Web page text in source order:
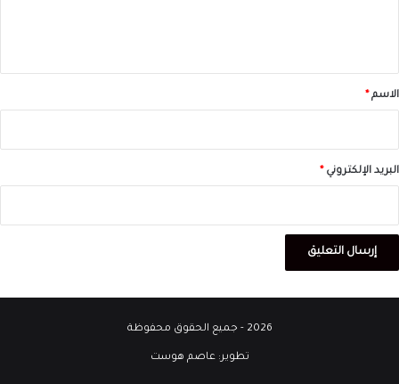
*الاسم*
البريد الإلكتروني*
2026 - جميع الحقوق محفوظة
تطوير:عاصم هوست